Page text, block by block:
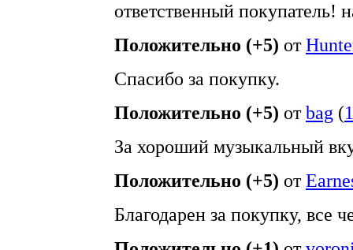
ответственный покупатель!
Положительно (+5) от
Спасибо за покупку.
Положительно (+5) отbag (
За хороший музыкальный
Положительно (+5) от
Благодарен за покупку, все